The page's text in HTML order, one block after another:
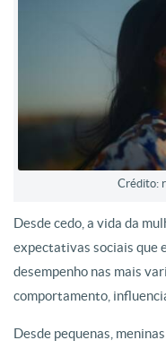
Crédito:
Desde cedo, a vida da
expectativas sociais que
desempenho nas mais
comportamento,
Desde pequenas,